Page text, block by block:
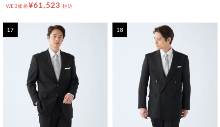
WEB価格¥61,523 税込
17 18